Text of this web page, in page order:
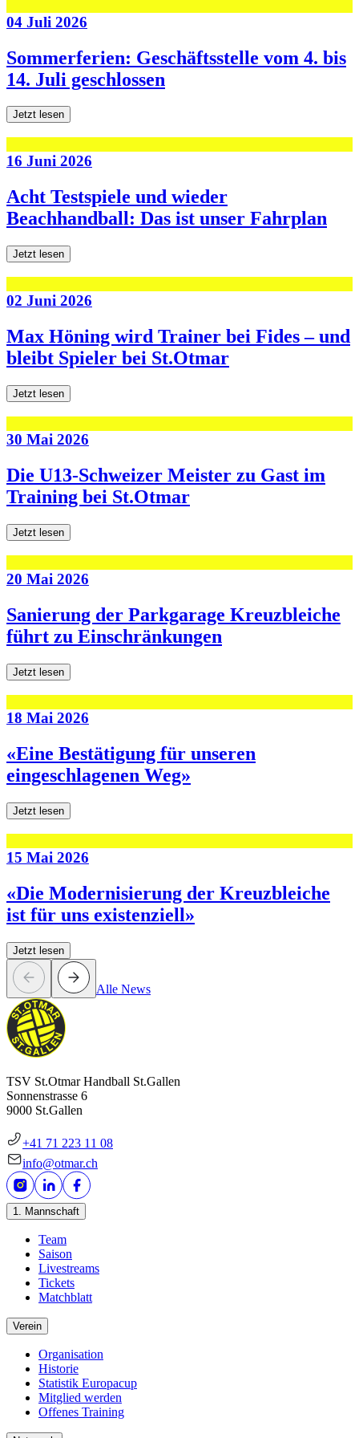
04 Juli 2026
Sommerferien: Geschäftsstelle vom 4. bis
14. Juli geschlossen
Jetzt lesen
16 Juni 2026
Acht Testspiele und wieder
Beachhandball: Das ist unser Fahrplan
Jetzt lesen
02 Juni 2026
Max Höning wird Trainer bei Fides – und
bleibt Spieler bei St.Otmar
Jetzt lesen
30 Mai 2026
Die U13-Schweizer Meister zu Gast im
Training bei St.Otmar
Jetzt lesen
20 Mai 2026
Sanierung der Parkgarage Kreuzbleiche
führt zu Einschränkungen
Jetzt lesen
18 Mai 2026
«Eine Bestätigung für unseren
eingeschlagenen Weg»
Jetzt lesen
15 Mai 2026
«Die Modernisierung der Kreuzbleiche
ist für uns existenziell»
Jetzt lesen
Alle News
TSV St.Otmar Handball St.Gallen
Sonnenstrasse 6
9000 St.Gallen
+41 71 223 11 08
info@otmar.ch
1. Mannschaft
Team
Saison
Livestreams
Tickets
Matchblatt
Verein
Organisation
Historie
Statistik Europacup
Mitglied werden
Offenes Training